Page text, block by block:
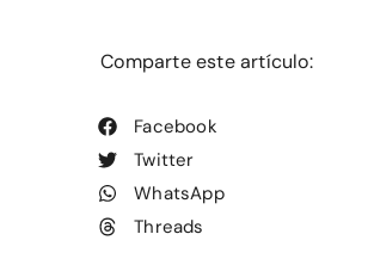
Comparte este artículo:
Facebook
Twitter
WhatsApp
Threads